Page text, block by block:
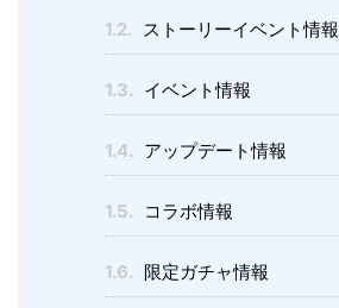
1.2. ストーリーイベント情報
1.3. イベント情報
1.4. アップデート情報
1.5. コラボ情報
1.6. 限定ガチャ情報